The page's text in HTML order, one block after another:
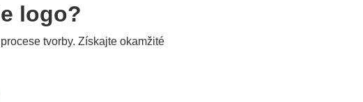
logo?
tvorby. Získajte okamžité